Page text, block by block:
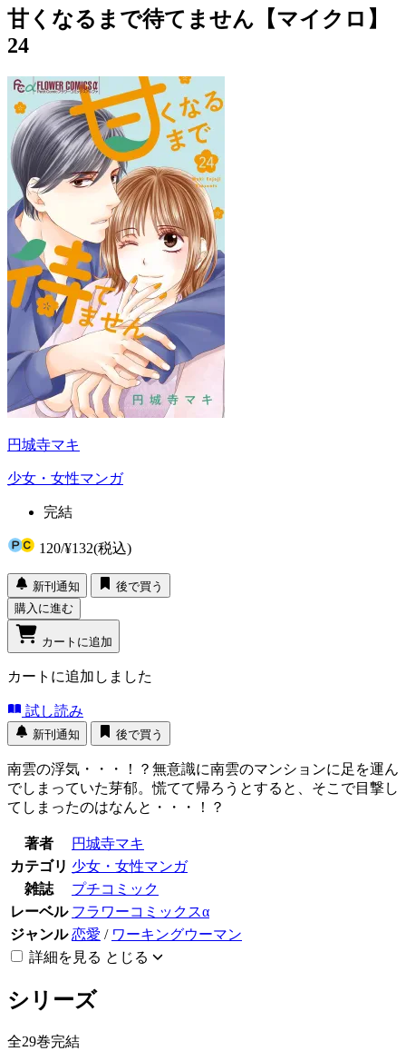
甘くなるまで待てません【マイクロ】
24
円城寺マキ
少女・女性マンガ
完結
120/¥132(税込)
新刊通知
後で買う
購入に進む
カートに追加
カートに追加しました
試し読み
新刊通知 後で買う
南雲の浮気・・・！？無意識に南雲のマンションに足を運ん
でしまっていた芽郁。慌てて帰ろうとすると、そこで目撃し
てしまったのはなんと・・・！？
著者
円城寺マキ
カテゴリ 少女・女性マンガ
雑誌
プチコミック
レーベル フラワーコミックスα
ジャンル 恋愛 / ワーキングウーマン
詳細を見る とじる
シリーズ
全29巻完結